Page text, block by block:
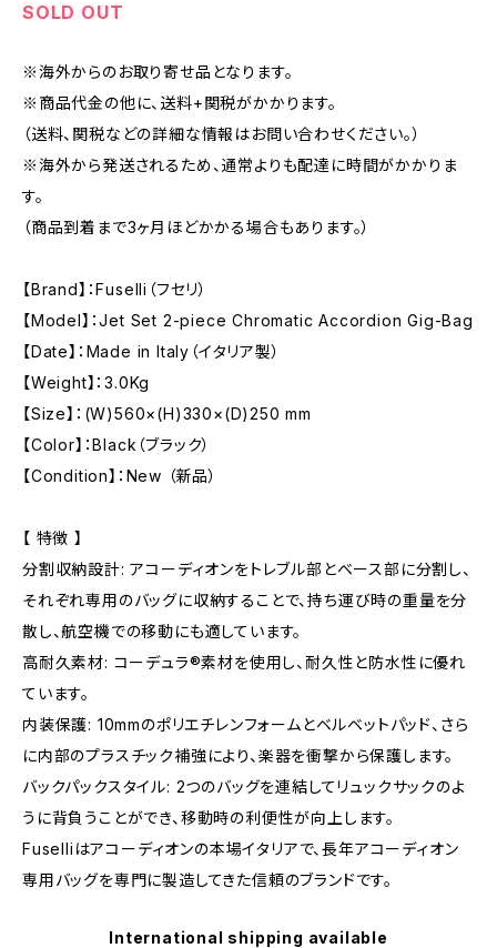
SOLD OUT
※海外からのお取り寄せ品となります。
※商品代金の他に、送料+関税がかかります。
（送料、関税などの詳細な情報はお問い合わせください。）
※海外から発送されるため、通常よりも配達に時間がかかりま
す。
（商品到着まで3ヶ月ほどかかる場合もあります。）
【Brand】：Fuselli（フセリ）
【Model】：Jet Set 2-piece Chromatic Accordion Gig-Bag
【Date】：Made in Italy（イタリア製）
【Weight】：3.0Kg
【Size】：(W)560×(H)330×(D)250 mm
【Color】：Black（ブラック）
【Condition】：New （新品）
【 特徴 】
分割収納設計: アコーディオンをトレブル部とベース部に分割し、
それぞれ専用のバッグに収納することで、持ち運び時の重量を分
散し、航空機での移動にも適しています。​
高耐久素材: コーデュラ®素材を使用し、耐久性と防水性に優れ
ています。​
内装保護: 10mmのポリエチレンフォームとベルベットパッド、さら
に内部のプラスチック補強により、楽器を衝撃から保護します。​
バックパックスタイル: 2つのバッグを連結してリュックサックのよ
うに背負うことができ、移動時の利便性が向上します。​
Fuselliはアコーディオンの本場イタリアで、長年アコーディオン
専用バッグを専門に製造してきた信頼のブランドです。
International shipping available